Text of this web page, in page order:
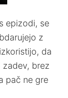
epizodi, se
z
da
zadev, brez
pač ne gre